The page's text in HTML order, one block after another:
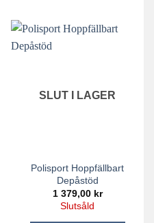
SLUT I LAGER
Polisport Hoppfällbart
Depåstöd
1 379,00 kr
Slutsåld